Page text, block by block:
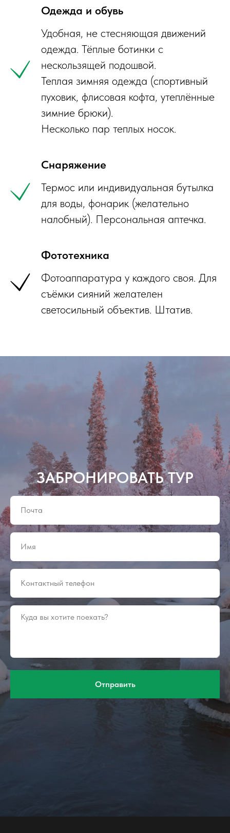
Одежда и обувь
Удобная, не стесняющая движений
одежда. Тёплые ботинки с
нескользящей подошвой.
Теплая зимняя одежда (спортивный
пуховик, флисовая кофта, утеплённые
зимние брюки).
Несколько пар теплых носок.
Снаряжение
Термос или индивидуальная бутылка
для воды, фонарик (желательно
налобный). Персональная аптечка.
Фототехника
Фотоаппаратура у каждого своя. Для
съёмки сияний желателен
светосильный объектив. Штатив.
ЗАБРОНИРОВАТЬ ТУР
Отправить